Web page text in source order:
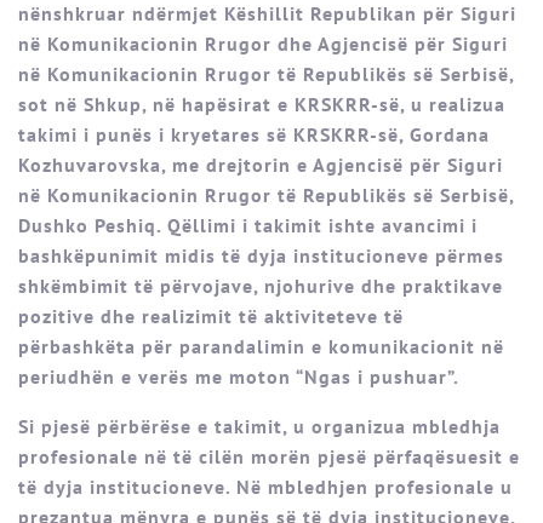
nënshkruar ndërmjet Këshillit Republikan për Siguri
në Komunikacionin Rrugor dhe Agjencisë për Siguri
në Komunikacionin Rrugor të Republikës së Serbisë,
sot në Shkup, në hapësirat e KRSKRR-së, u realizua
takimi i punës i kryetares së KRSKRR-së, Gordana
Kozhuvarovska, me drejtorin e Agjencisë për Siguri
në Komunikacionin Rrugor të Republikës së Serbisë,
Dushko Peshiq. Qëllimi i takimit ishte avancimi i
bashkëpunimit midis të dyja institucioneve përmes
shkëmbimit të përvojave, njohurive dhe praktikave
pozitive dhe realizimit të aktiviteteve të
përbashkëta për parandalimin e komunikacionit në
periudhën e verës me moton “Ngas i pushuar”.
Si pjesë përbërëse e takimit, u organizua mbledhja
profesionale në të cilën morën pjesë përfaqësuesit e
të dyja institucioneve. Në mbledhjen profesionale u
prezantua mënyra e punës së të dyja institucioneve,